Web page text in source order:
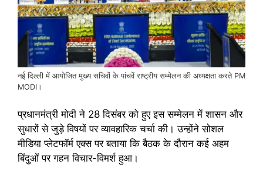
नई दिल्ली में आयोजित मुख्य सचिवों के पांचवें राष्ट्रीय सम्मेलन की अध्यक्षता करते PM
MODI।
प्रधानमंत्री मोदी ने 28 दिसंबर को हुए इस सम्मेलन में शासन और
सुधारों से जुड़े विषयों पर व्यावहारिक चर्चा की। उन्होंने सोशल
मीडिया प्लेटफॉर्म एक्स पर बताया कि बैठक के दौरान कई अहम
बिंदुओं पर गहन विचार-विमर्श हुआ।